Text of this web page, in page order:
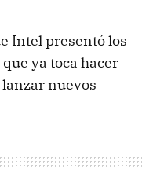
Intel presentó los
ya toca hacer
nuevos